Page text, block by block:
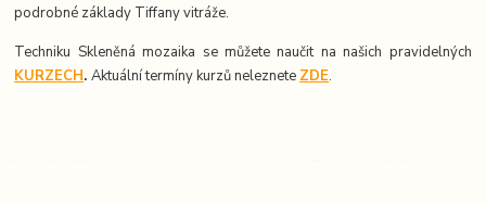
podrobné základy Tiffany vitráže.
Techniku Skleněná mozaika se můžete naučit na našich pravidelných
KURZECH.Aktuální termíny kurzů neleznete ZDE.